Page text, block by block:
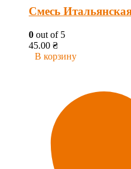
Смесь
0 out of 5
45.00 ₴
В корзину